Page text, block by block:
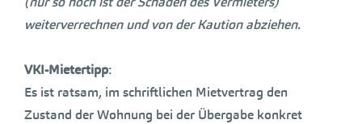
weiterverrechnen und von der Kaution abziehen.
VKI-Mietertipp:
Es ist ratsam, im schriftlichen Mietvertrag den
Zustand der Wohnung bei der Übergabe konkret